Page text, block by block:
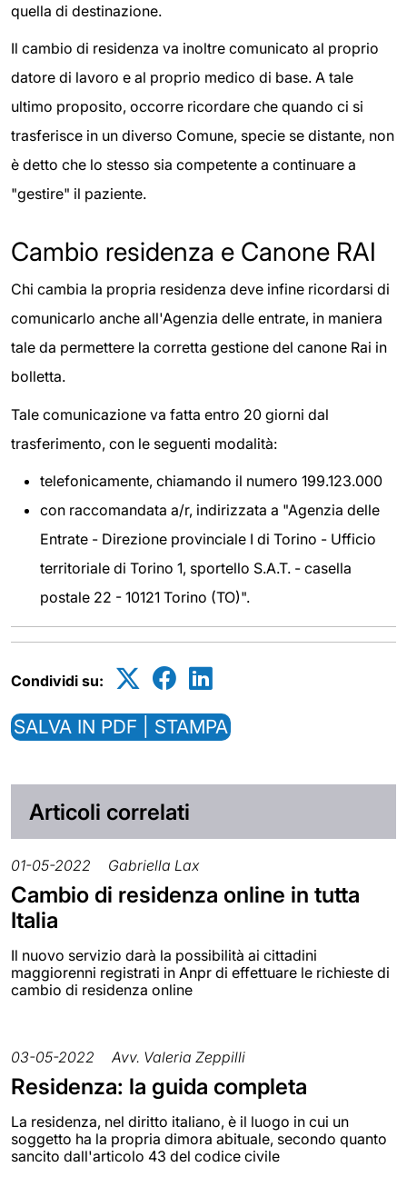
quella di destinazione.
Il cambio di residenza va inoltre comunicato al proprio
datore di lavoro e al proprio medico di base. A tale
ultimo proposito, occorre ricordare che quando ci si
trasferisce in un diverso Comune, specie se distante, non
è detto che lo stesso sia competente a continuare a
"gestire" il paziente.
Cambio residenza e Canone RAI
Chi cambia la propria residenza deve infine ricordarsi di
comunicarlo anche all'Agenzia delle entrate, in maniera
tale da permettere la corretta gestione del canone Rai in
bolletta.
Tale comunicazione va fatta entro 20 giorni dal
trasferimento, con le seguenti modalità:
telefonicamente, chiamando il numero 199.123.000
con raccomandata a/r, indirizzata a "Agenzia delle
Entrate - Direzione provinciale I di Torino - Ufficio
territoriale di Torino 1, sportello S.A.T. - casella
postale 22 - 10121 Torino (TO)".
Condividi su:
SALVA IN PDF | STAMPA
Articoli correlati
01-05-2022 Gabriella Lax
Cambio di residenza online in tutta
Italia
Il nuovo servizio darà la possibilità ai cittadini
maggiorenni registrati in Anpr di effettuare le richieste di
cambio di residenza online
03-05-2022 Avv. Valeria Zeppilli
Residenza: la guida completa
La residenza, nel diritto italiano, è il luogo in cui un
soggetto ha la propria dimora abituale, secondo quanto
sancito dall'articolo 43 del codice civile